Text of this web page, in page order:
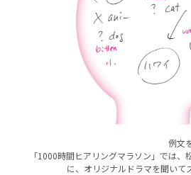
例文
「1000時間ヒアリングマラソン」では
に、オリジナルドラマを聞いて